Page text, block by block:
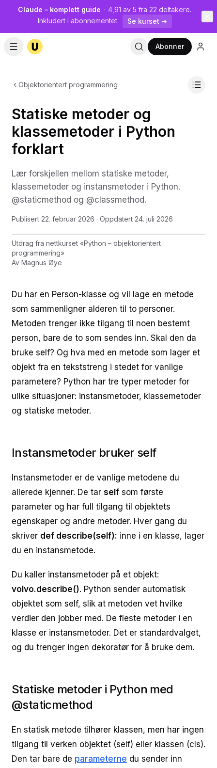
Claude – komplett guide · 4,91 av 5 fra 22 deltakere.
Inkludert i abonnementet.
Se kurset ➔
Abonner
Objektorientert programmering
Statiske metoder og
klassemetoder i Python
forklart
Lær forskjellen mellom statiske metoder,
klassemetoder og instansmetoder i Python.
@staticmethod og @classmethod.
Publisert 22. februar 2026 · Oppdatert 24. juli 2026
Utdrag fra nettkurset «Python – objektorientert
programmering»
Av Magnus Øye
Du har en Person-klasse og vil lage en metode
som sammenligner alderen til to personer.
Metoden trenger ikke tilgang til noen bestemt
person, bare de to som sendes inn. Skal den da
bruke self? Og hva med en metode som lager et
objekt fra en tekststreng i stedet for vanlige
parametere? Python har tre typer metoder for
ulike situasjoner: instansmetoder, klassemetoder
og statiske metoder.
Instansmetoder bruker self
Instansmetoder er de vanlige metodene du
allerede kjenner. De tar self som første
parameter og har full tilgang til objektets
egenskaper og andre metoder. Hver gang du
skriver def describe(self): inne i en klasse, lager
du en instansmetode.
Du kaller instansmetoder på et objekt:
volvo.describe(). Python sender automatisk
objektet som self, slik at metoden vet hvilke
verdier den jobber med. De fleste metoder i en
klasse er instansmetoder. Det er standardvalget,
og du trenger ingen dekoratør for å bruke dem.
Statiske metoder i Python med
@staticmethod
En statisk metode tilhører klassen, men har ingen
tilgang til verken objektet (self) eller klassen (cls).
Den tar bare de parameterne du sender inn